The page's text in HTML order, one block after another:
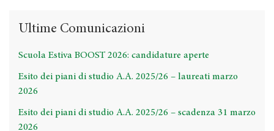
Ultime Comunicazioni
Scuola Estiva BOOST 2026: candidature aperte
Esito dei piani di studio A.A. 2025/26 – laureati marzo
2026
Esito dei piani di studio A.A. 2025/26 – scadenza 31 marzo
2026